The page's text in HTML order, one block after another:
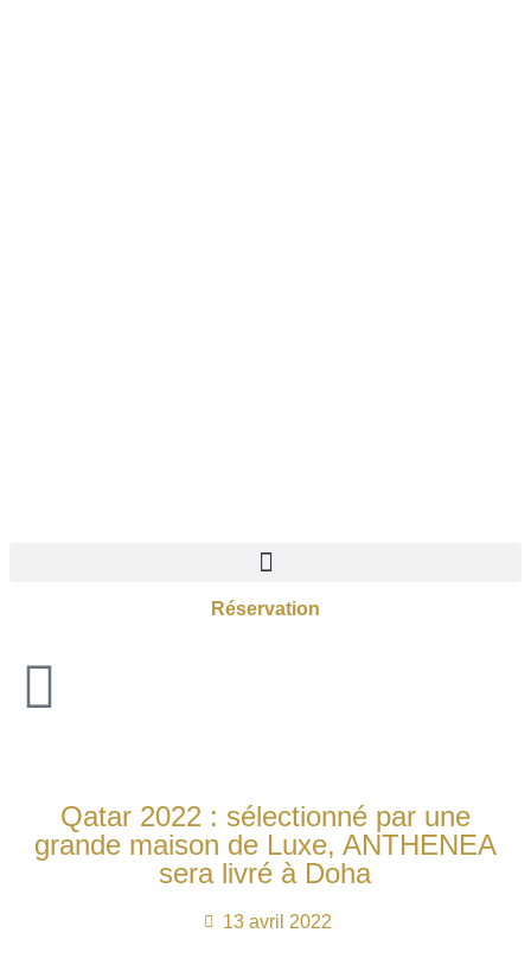
Réservation
Qatar 2022 : sélectionné par une
grande maison de Luxe, ANTHENEA
sera livré à Doha
13 avril 2022